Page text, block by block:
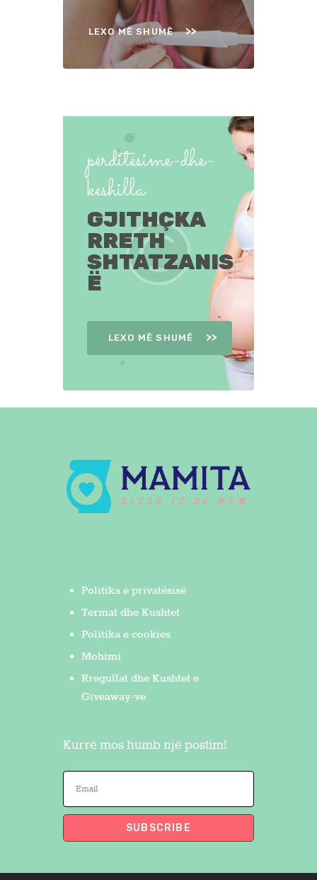
LEXO MË SHUMË
përditësime-dhe-
këshilla
GJITHÇKA
RRETH
SHTATZANIS
Ë
LEXO MË SHUMË
Politika e privatësisë
Termat dhe Kushtet
Politika e cookies
Mohimi
Rregullat dhe Kushtet e
Giveaway-ve
Kurrë mos humb një postim!